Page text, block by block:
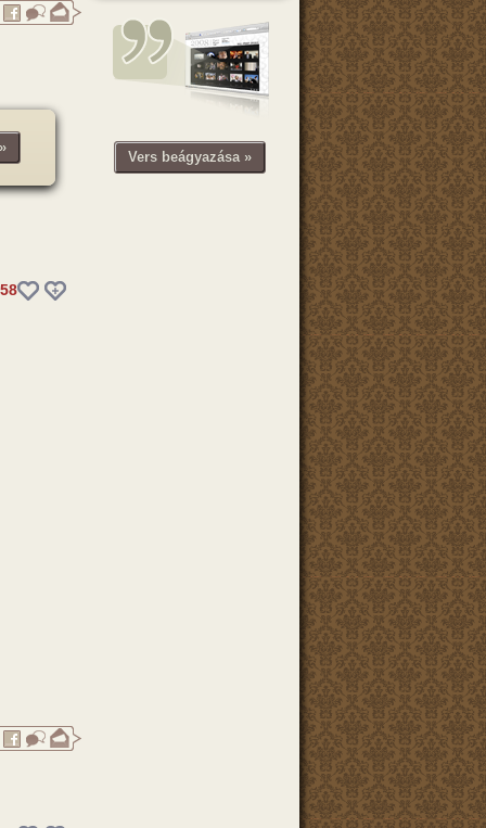
Vers beágyazása »